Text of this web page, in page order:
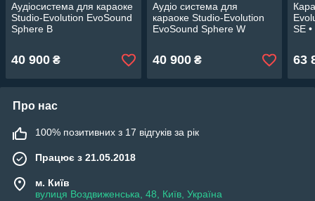
Аудіосистема для караоке
Studio-Evolution EvoSound
Sphere B
40 900 ₴
Аудіо система для
караоке Studio-Evolution
EvoSound Sphere W
40 900₴
SE
63
Про нас
100% позитивних з 17 відгуків за рік
Працює з 21.05.2018
м. Київ
вулиця Воздвиженська, 48, Київ, Україна